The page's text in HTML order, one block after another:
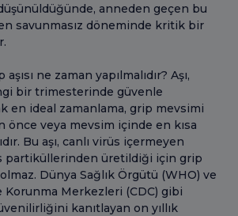
anneden geçen bu
savunmasız döneminde kritik bir
ne zaman yapılmalıdır? Aşı,
bir trimesterinde güvenle
en ideal zamanlama, grip mevsimi
önce veya mevsim içinde en kısa
Bu aşı, canlı virüs içermeyen
partiküllerinden üretildiği için grip
Dünya Sağlık Örgütü (WHO) ve
Korunma Merkezleri (CDC) gibi
kanıtlayan on yıllık